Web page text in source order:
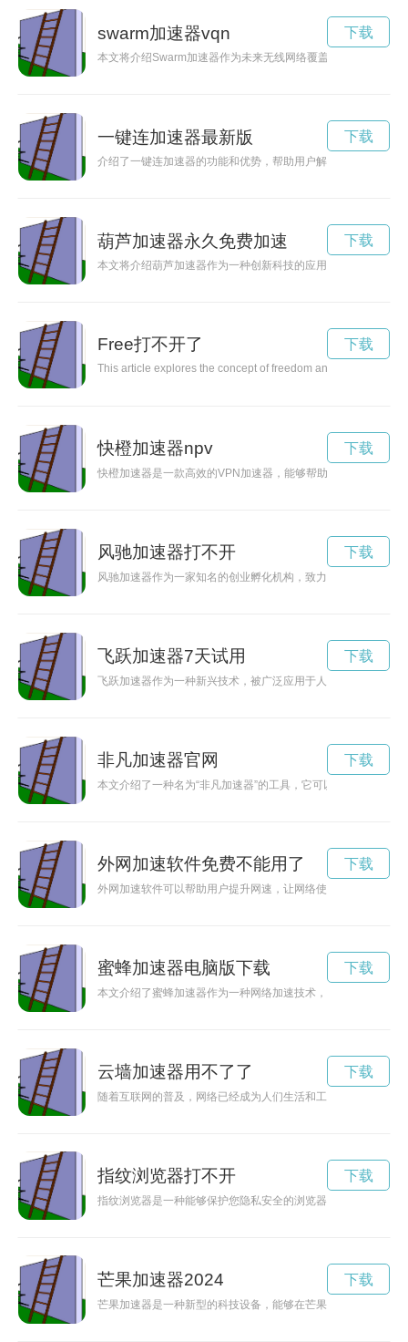
swarm加速器vqn
本文将介绍Swarm加速器作为未来无线网络覆盖改进的创新解
下载
一键连加速器最新版
介绍了一键连加速器的功能和优势，帮助用户解决网络延迟问
下载
葫芦加速器永久免费加速
本文将介绍葫芦加速器作为一种创新科技的应用，它能够帮助
下载
Free打不开了
This article explores the concept of freedom and how it
下载
快橙加速器npv
快橙加速器是一款高效的VPN加速器，能够帮助用户快速提升
下载
风驰加速器打不开
风驰加速器作为一家知名的创业孵化机构，致力于推动科技创
下载
飞跃加速器7天试用
飞跃加速器作为一种新兴技术，被广泛应用于人类发展的各个
下载
非凡加速器官网
本文介绍了一种名为“非凡加速器”的工具，它可以帮助创业者
下载
外网加速软件免费不能用了
外网加速软件可以帮助用户提升网速，让网络使用更加流畅。
下载
蜜蜂加速器电脑版下载
本文介绍了蜜蜂加速器作为一种网络加速技术，如何帮助用户
下载
云墙加速器用不了了
随着互联网的普及，网络已经成为人们生活和工作当中不可或
下载
指纹浏览器打不开
指纹浏览器是一种能够保护您隐私安全的浏览器，通过指纹识
下载
芒果加速器2024
芒果加速器是一种新型的科技设备，能够在芒果成熟过程中加
下载